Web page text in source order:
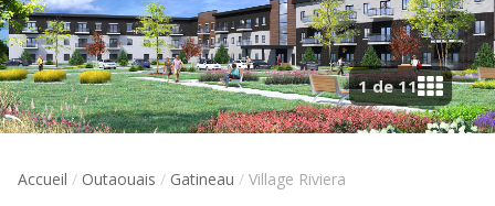
1 de 11
Accueil / Outaouais / Gatineau / Village Riviera